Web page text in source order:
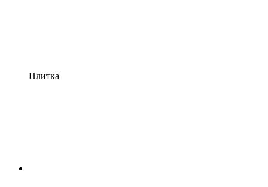
Плитка